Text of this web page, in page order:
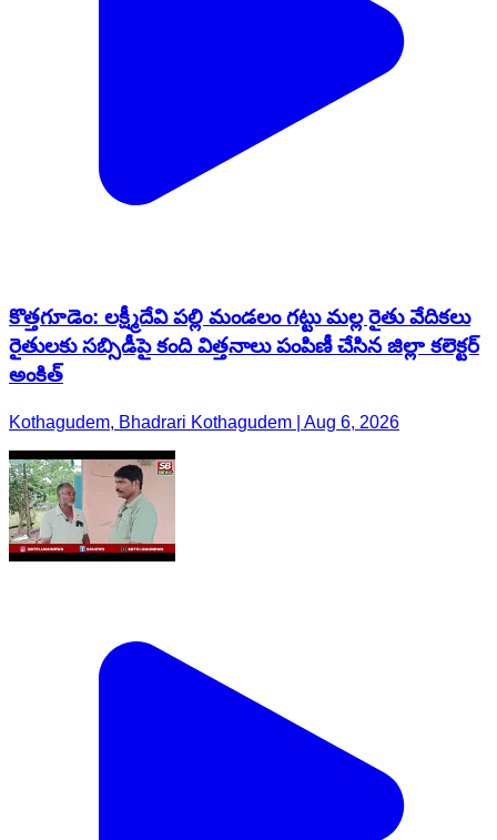
కొత్తగూడెం: లక్ష్మీదేవి పల్లి మండలం గట్టు మల్ల రైతు వేదికలు
రైతులకు సబ్సిడీపై కంది విత్తనాలు పంపిణీ చేసిన జిల్లా కలెక్టర్
అంకిత్
Kothagudem, Bhadrari Kothagudem | Aug 6, 2026